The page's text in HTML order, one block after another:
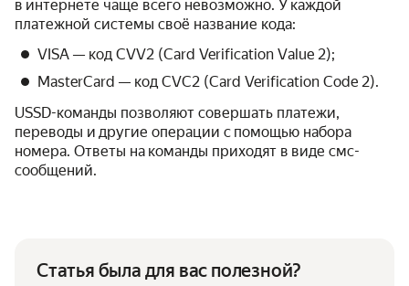
в интернете чаще всего невозможно. У каждой
платежной системы своё название кода:
VISA — код CVV2 (Card Verification Value 2);
MasterCard — код CVC2 (Card Verification Code 2).
USSD-команды позволяют совершать платежи,
переводы и другие операции с помощью набора
номера. Ответы на команды приходят в виде смс-
сообщений.
Статья была для вас полезной?